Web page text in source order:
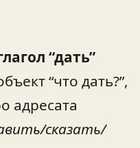
“дать”
“что дать?”,
адресата
сказать/